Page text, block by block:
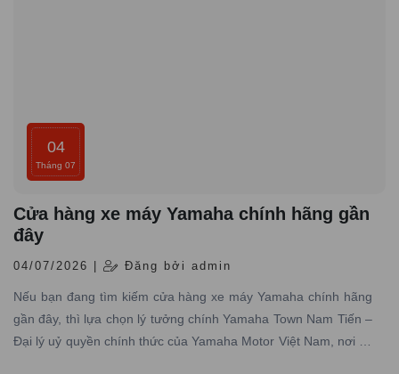
04
Tháng 07
Cửa hàng xe máy Yamaha chính hãng gần
đây
04/07/2026 | Đăng bởi admin
Nếu bạn đang tìm kiếm cửa hàng xe máy Yamaha chính hãng
gần đây, thì lựa chọn lý tưởng chính Yamaha Town Nam Tiến –
Đại lý uỷ quyền chính thức của Yamaha Motor Việt Nam, nơi có